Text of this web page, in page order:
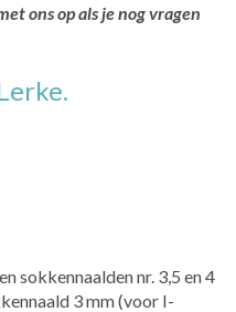
ons op als je nog vragen
sokkennaalden nr. 3,5 en 4
3 mm (voor I-